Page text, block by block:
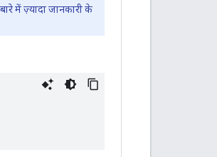
में ज़्यादा जानकारी के